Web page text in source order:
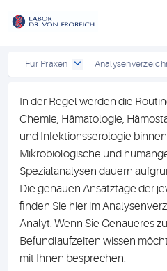
Für Praxen
In der Regel werden die
Chemie, Hämatologie,
und Infektionsserologie
Mikrobiologische und
Spezialanalysen dauern
Die genauen Ansatztage der
finden Sie hier im
Analyt. Wenn Sie Genaueres
Befundlaufzeiten wissen
mit Ihnen besprechen.